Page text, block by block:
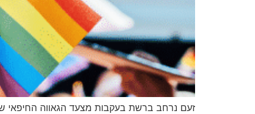
זעם נרחב ברשת בעקבות מצעד הגאווה החיפאי